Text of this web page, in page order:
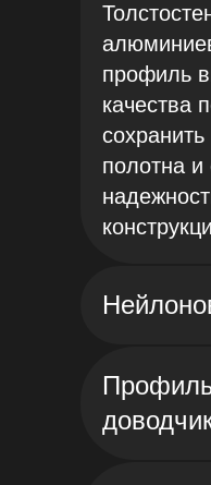
профиль
качества
полотна и